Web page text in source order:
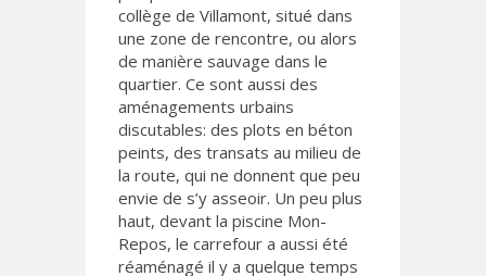
collège de Villamont, situé dans
une zone de rencontre, ou alors
de manière sauvage dans le
quartier. Ce sont aussi des
aménagements urbains
discutables: des plots en béton
peints, des transats au milieu de
la route, qui ne donnent que peu
envie de s’y asseoir. Un peu plus
haut, devant la piscine Mon-
Repos, le carrefour a aussi été
réaménagé il y a quelque temps